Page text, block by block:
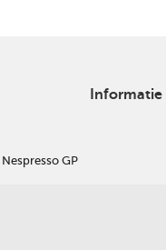
Informatie
Nespresso GP